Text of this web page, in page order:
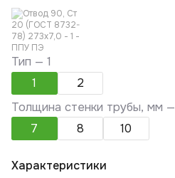
Тип —1
1
2
Толщина стенки трубы, мм —
7
8 10
Характеристики